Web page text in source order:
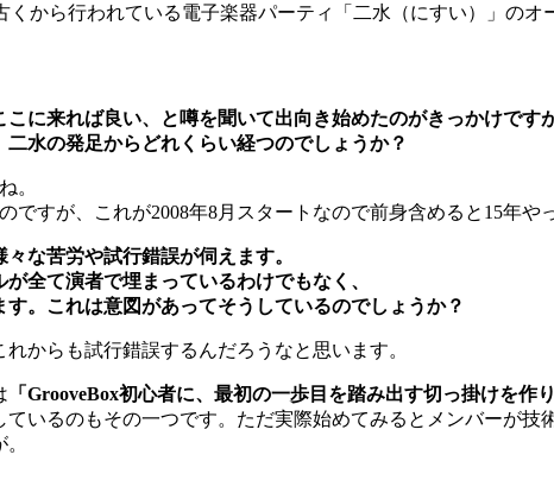
から行われている電子楽器パーティ「二水（にすい）」のオ
に来れば良い、と噂を聞いて出向き始めたのがきっかけですが
水の発足からどれくらい経つのでしょうか？
。
ですが、これが2008年8月スタートなので前身含めると15年や
な苦労や試行錯誤が伺えます。
全て演者で埋まっているわけでもなく、
。これは意図があってそうしているのでしょうか？
からも試行錯誤するんだろうなと思います。
「GrooveBox初心者に、最初の一歩目を踏み出す切っ掛けを作り
いるのもその一つです。ただ実際始めてみるとメンバーが